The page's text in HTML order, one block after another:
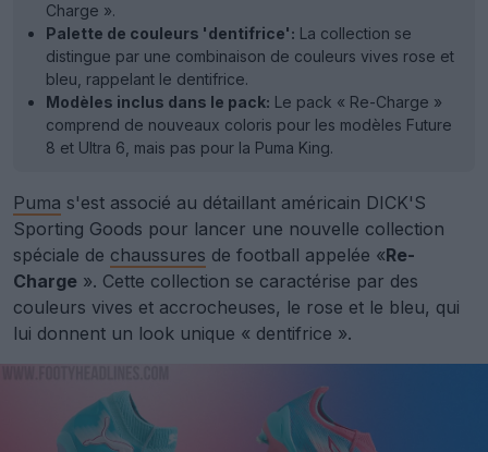
Charge ».
Palette de couleurs 'dentifrice': La collection se
distingue par une combinaison de couleurs vives rose et
bleu, rappelant le dentifrice.
Modèles inclus dans le pack: Le pack « Re-Charge »
comprend de nouveaux coloris pour les modèles Future
8 et Ultra 6, mais pas pour la Puma King.
Puma s'est associé au détaillant américain DICK'S
Sporting Goods pour lancer une nouvelle collection
spéciale de chaussures de football appelée «Re-
Charge ». Cette collection se caractérise par des
couleurs vives et accrocheuses, le rose et le bleu, qui
lui donnent un look unique « dentifrice ».